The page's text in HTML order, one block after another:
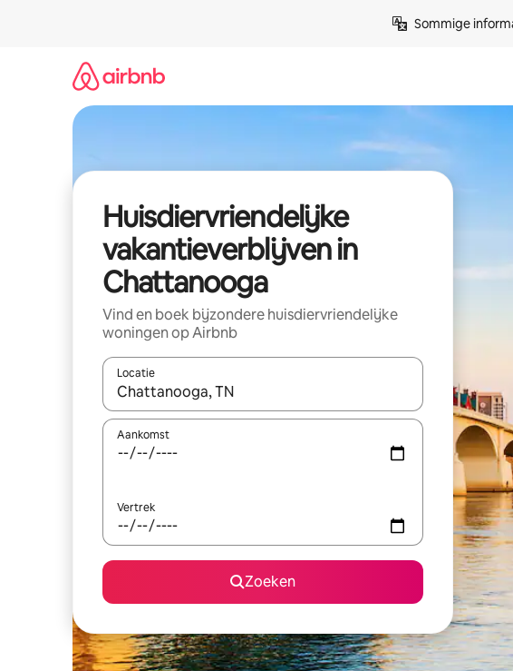
Sommige
Huisdiervriendelijke
vakantieverblijven in
Chattanooga
Vind en boek bijzondere huisdiervriendelijke
woningen op Airbnb
Locatie
Wanneer er resultaten beschikbaar zijn, maak je een keuze met je
Aankomst
Vertrek
Zoeken